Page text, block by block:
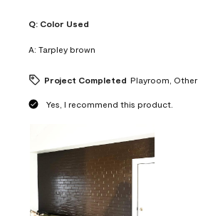
Q: Color Used
A: Tarpley brown
Project Completed Playroom, Other
Yes, I recommend this product.